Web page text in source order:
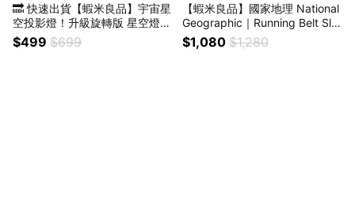
🔜 快速出貨【蝦米良品】宇宙星
空投影燈！升級旋轉版 星空燈
旋轉滿天星光投影燈 投射燈 小
夜燈 生日 聖誕節 交換禮物 聖誕
$499 $699
【蝦米良品】國家地理 National
Geographic｜Running Belt Sli
m 輕薄運動腰包 防水袋 防水包
腰包
$1,080 $1,280